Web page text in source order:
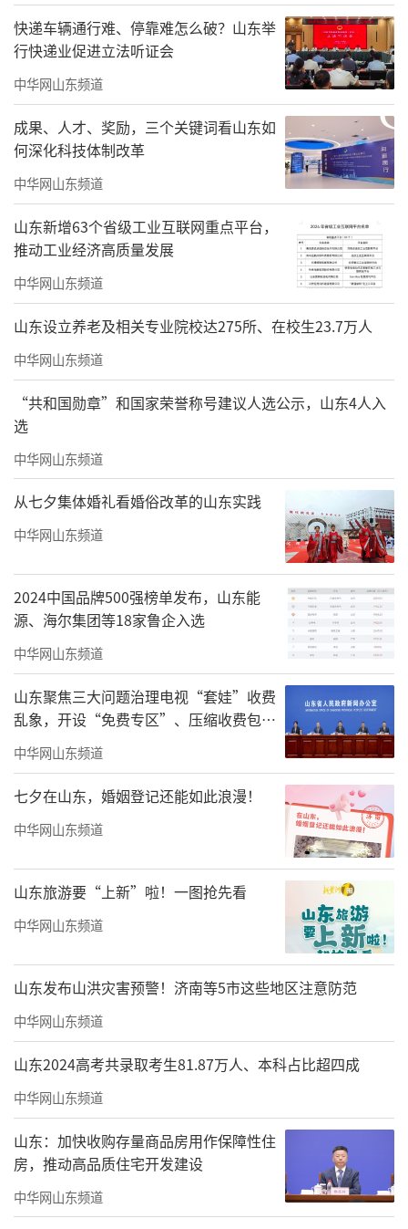
快递车辆通行难、停靠难怎么破？山东举
行快递业促进立法听证会
中华网山东频道
成果、人才、奖励，三个关键词看山东如
何深化科技体制改革
中华网山东频道
山东新增63个省级工业互联网重点平台，
推动工业经济高质量发展
中华网山东频道
山东设立养老及相关专业院校达275所、在校生23.7万人
中华网山东频道
“共和国勋章”和国家荣誉称号建议人选公示，山东4人入
选
中华网山东频道
从七夕集体婚礼看婚俗改革的山东实践
中华网山东频道
2024中国品牌500强榜单发布，山东能
源、海尔集团等18家鲁企入选
中华网山东频道
山东聚焦三大问题治理电视“套娃”收费
乱象，开设“免费专区”、压缩收费包比
例70%以上
中华网山东频道
七夕在山东，婚姻登记还能如此浪漫！
中华网山东频道
山东旅游要“上新”啦！一图抢先看
中华网山东频道
山东发布山洪灾害预警！济南等5市这些地区注意防范
中华网山东频道
山东2024高考共录取考生81.87万人、本科占比超四成
中华网山东频道
山东：加快收购存量商品房用作保障性住
房，推动高品质住宅开发建设
中华网山东频道